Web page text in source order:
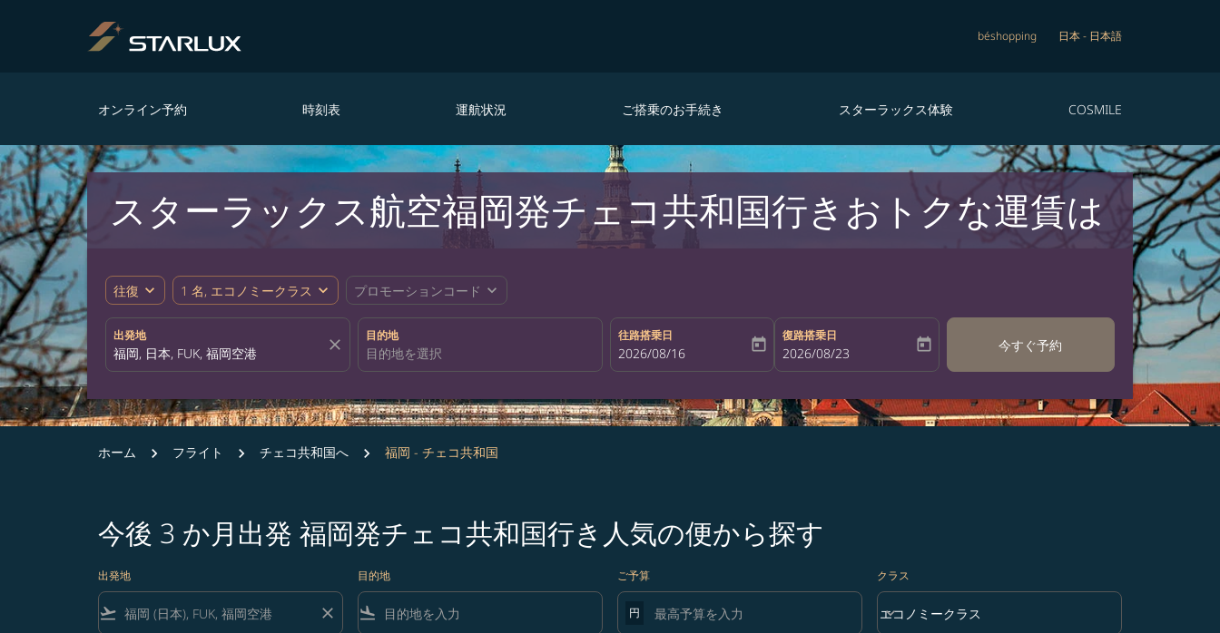
béshopping 日本- 日本語
オンライン予約 時刻表 運航状況 ご搭乗のお手続き スターラックス体験 COSMILE
スターラックス航空福岡発チェコ共和国行きおトクな運賃は
往復 expand_more 1 名, エコノミークラス expand_more プロモーションコード expand_more
出発地
close
目的地 往路搭乗日
fc-booking-departure-date-aria-label
2026/08/16 today
復路搭乗日
fc-booking-return-date-aria-label
2026/08/23 today 今すぐ予約
ホーム フライト チェコ共和国へ 福岡 - チェコ共和国
今後 3 か月出発 福岡発チェコ共和国行き人気の便から探す
出発地
flight_takeoff close
目的地
flight_land
ご予算
円
クラス
クラス option エコノミークラス Selected
エコノミークラス
keyboard_arrow_down